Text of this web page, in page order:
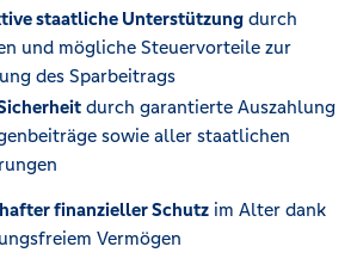
staatliche Unterstützung durch
und mögliche Steuervorteile zur
des Sparbeitrags
durch garantierte Auszahlung
sowie aller staatlichen
finanzieller Schutz im Alter dank
Vermögen